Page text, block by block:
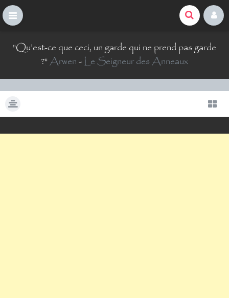
t
o
t
"Qu’est-ce que ceci, un garde qui ne prend pas garde
?"Arwen-Le Seigneur des Anneaux